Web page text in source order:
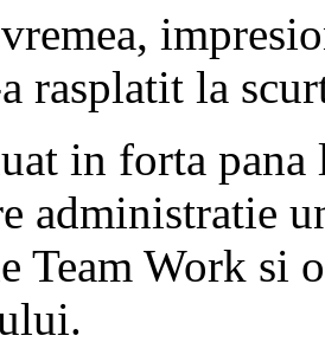
rasplatit la
in forta pana
administratie
Team Work si